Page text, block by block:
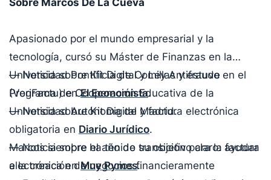
Apasionado por el mundo empresarial y la
tecnología, cursó su Máster de Finanzas en la
Universidad Pontificia de Comillas y estuvo en el
Programa de Cooperación Educativa de la
Universidad Autónoma de Madrid.
Marcos siempre ha tenido su objetivo claro: ayudar
a la creación de negocios financieramente
— Noticia sobre Kit Digital y Ley Antifraude
(VeriFactu) enEl Economista.
— Noticia sobre Kit Digital y factura electrónica
obligatoria en Diario Jurídico.
— Noticia sobre el año de transición para la factura
electrónica enMuy Pymes.